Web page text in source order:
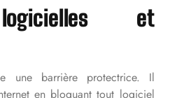
et
une barrière protectrice. Il
en bloquant tout logiciel